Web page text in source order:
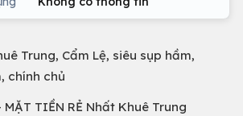
Trung, Cẩm Lệ, siêu sụp hầm,
chính chủ
MẶT TIỀN RẺ Nhất Khuê Trung